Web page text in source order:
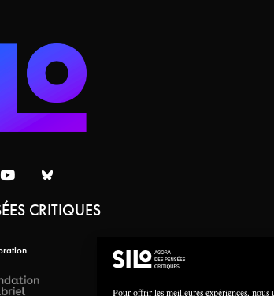
Pour offrir les meilleures expériences,
CRITIQUES